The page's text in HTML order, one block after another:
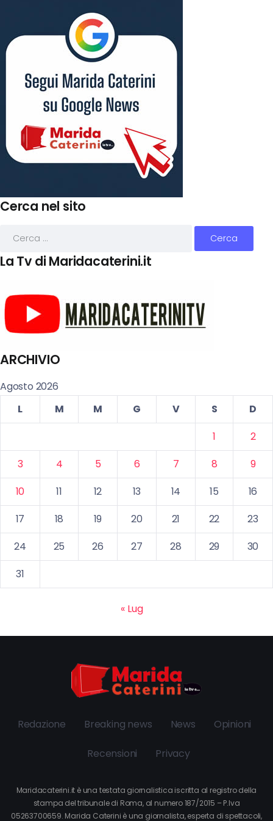
Cerca nel sito
La Tv di Maridacaterini.it
ARCHIVIO
Agosto 2026
L
M M G V S
D
1
2
3
4 5 6 7 8
9
10
11 12 13 14 15
16
17
18 19 20 21 22
23
24
25 26 27 28 29
30
31
« Lug
Redazione Breaking news News Opinioni
Recensioni Privacy
Maridacaterini.it è una testata giornalistica iscritta al registro della
stampa del tribunale di Roma, al numero 187/2015 – P.Iva
05263700659. Marida Caterini è una giornalista, esperta di spettacoli,